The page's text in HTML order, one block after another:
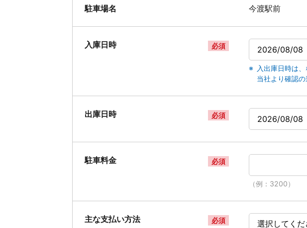
駐車場名 今渡駅前
入庫日時 必須
入出庫日時は
当社より確認の
出庫日時 必須
駐車料金 必須
（例：3200）
主な支払い方法 必須